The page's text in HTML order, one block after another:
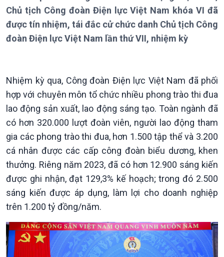
Giới thiệu
Thời sự
Thời sự 6h
Thời sự 12h
Thời sự 18h
Thời sự 21h30
Bản tin
Chuyên mục
Theo dòng Thời sự
Chủ tịch Công đoàn Điện lực Việt Nam khóa VI đã
được tín nhiệm, tái đắc cử chức danh Chủ tịch Công
đoàn Điện lực Việt Nam lần thứ VII, nhiệm kỳ
Nhiệm kỳ qua, Công đoàn Điện lực Việt Nam đã phối
hợp với chuyên môn tổ chức nhiều phong trào thi đua
lao động sản xuất, lao động sáng tạo. Toàn ngành đã
có hơn 320.000 lượt đoàn viên, người lao động tham
gia các phong trào thi đua, hơn 1.500 tập thể và 3.200
cá nhân được các cấp công đoàn biểu dương, khen
thưởng. Riêng năm 2023, đã có hơn 12.900 sáng kiến
được ghi nhận, đạt 129,3% kế hoạch; trong đó 2.500
sáng kiến được áp dụng, làm lợi cho doanh nghiệp
trên 1.200 tỷ đồng/năm.